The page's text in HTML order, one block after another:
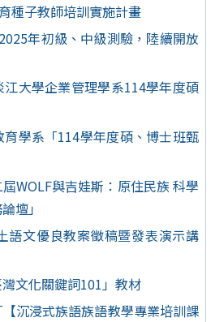
種子教師培訓實施計畫
年初級、中級測驗，陸續開放
大學企業管理學系114學年度碩
學系「114學年度碩、博士班甄
WOLF與吉娃斯：原住民族 科學
壇」
語文優良教案徵稿暨發表演示講
文化關鍵詞101」教材
沉浸式族語族語教學專業培訓課